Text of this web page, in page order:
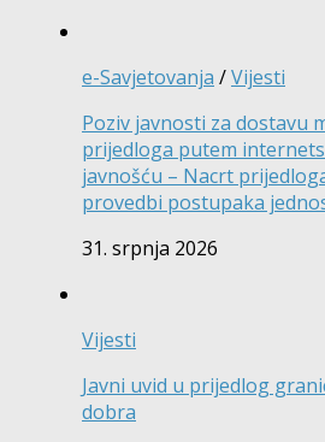
e-Savjetovanja /Vijesti
Poziv javnosti za dostavu
prijedloga putem
javnošću – Nacrt
provedbi postupaka
31. srpnja 2026
Vijesti
Javni uvid u prijedlog
dobra